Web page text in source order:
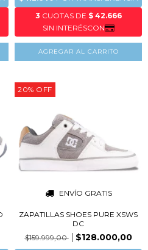
AGREGAR AL CARRITO
20% OFF
ENVÍO GRATIS
ZAPATILLAS SHOES PURE XSWS
DC
$159.999,00
$128.000,00